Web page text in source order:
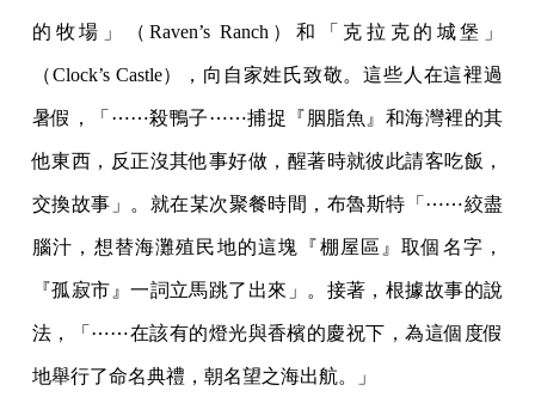
的牧場」（Raven’s Ranch）和「克拉克的城堡」
（Clock’s Castle），向自家姓氏致敬。這些人在這裡過
暑假，「⋯⋯殺鴨子⋯⋯捕捉『胭脂魚』和海灣裡的其
他東西，反正沒其他事好做，醒著時就彼此請客吃飯，
交換故事」。就在某次聚餐時間，布魯斯特「⋯⋯絞盡
腦汁，想替海灘殖民地的這塊『棚屋區』取個名字，
『孤寂市』一詞立馬跳了出來」。接著，根據故事的說
法，「⋯⋯在該有的燈光與香檳的慶祝下，為這個度假
地舉行了命名典禮，朝名望之海出航。」